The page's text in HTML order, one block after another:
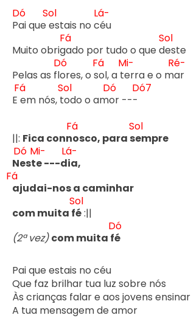
P
Dó
ai que
Sol
estais no c
Lá-
éu
Muito obrig
Fá
ado por tudo o que d
Sol
este
Pelas as fl
Dó
ores, o s
Fá
ol, a t
Mi-
erra e o m
Ré-
ar
E
Fá
em nós, t
Sol
odo o am
Dó
or ---
Dó7
||: Fica conn
Fá
osco, para s
Sol
empre
N
Dó
est
Mi-
e ---d
Lá-
Fá
ajudai-nos a caminhar
com muita f
Sol
é
(2ª vez) com muita f
Dó
é
Pai que estais no céu
Que faz brilhar tua luz sobre nós
Às crianças falar e aos jovens ensinar
A tua mensagem de amor